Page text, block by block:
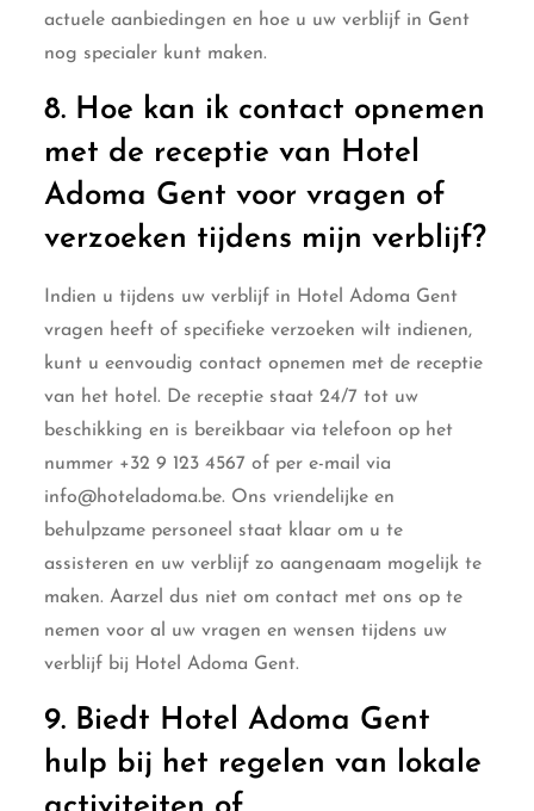
actuele aanbiedingen en hoe u uw verblijf in Gent
nog specialer kunt maken.
8. Hoe kan ik contact opnemen
met de receptie van Hotel
Adoma Gent voor vragen of
verzoeken tijdens mijn verblijf?
Indien u tijdens uw verblijf in Hotel Adoma Gent
vragen heeft of specifieke verzoeken wilt indienen,
kunt u eenvoudig contact opnemen met de receptie
van het hotel. De receptie staat 24/7 tot uw
beschikking en is bereikbaar via telefoon op het
nummer +32 9 123 4567 of per e-mail via
info@hoteladoma.be. Ons vriendelijke en
behulpzame personeel staat klaar om u te
assisteren en uw verblijf zo aangenaam mogelijk te
maken. Aarzel dus niet om contact met ons op te
nemen voor al uw vragen en wensen tijdens uw
verblijf bij Hotel Adoma Gent.
9. Biedt Hotel Adoma Gent
hulp bij het regelen van lokale